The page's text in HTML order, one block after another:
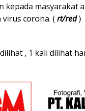
kepada masyarakat
corona. (rt/red)
, 1 kali dilihat